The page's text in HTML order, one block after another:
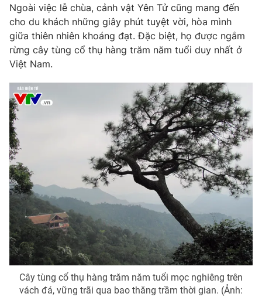
Ngoài việc lễ chùa, cảnh vật Yên Tử cũng mang đến
cho du khách những giây phút tuyệt vời, hòa mình
giữa thiên nhiên khoáng đạt. Đặc biệt, họ được ngắm
rừng cây tùng cổ thụ hàng trăm năm tuổi duy nhất ở
Việt Nam.
Cây tùng cổ thụ hàng trăm năm tuổi mọc nghiêng trên
vách đá, vững trãi qua bao thăng trầm thời gian. (Ảnh: